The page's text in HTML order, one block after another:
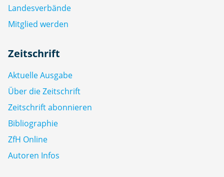
Landesverbände
Mitglied werden
Zeitschrift
Aktuelle Ausgabe
Über die Zeitschrift
Zeitschrift abonnieren
Bibliographie
ZfH Online
Autoren Infos